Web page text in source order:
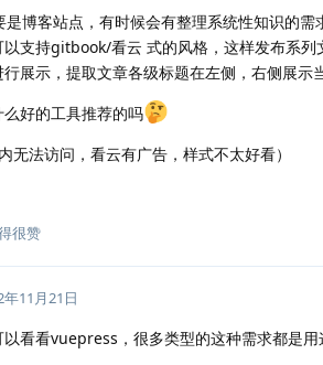
博客站点，有时候会有整理系统性知识的需
支持gitbook/看云 式的风格，这样发布系列
展示，提取文章各级标题在左侧，右侧展示
好的工具推荐的吗
无法访问，看云有广告，样式不太好看）
很赞
年11月21日
以看看vuepress，很多类型的这种需求都是用